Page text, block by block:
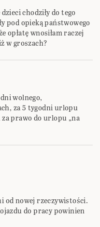
chodziły do tego
pod opieką państwowego
opłatę wnosiłam raczej
w groszach?
wolnego,
za 5 tygodni urlopu
prawo do urlopu „na
od nowej rzeczywistości.
do pracy powinien